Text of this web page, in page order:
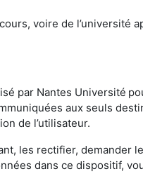
voire de l’université
par Nantes Université
aux seuls
de l’utilisateur.
les rectifier, demander
dans ce dispositif,